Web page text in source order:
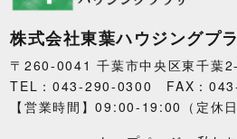
株式会社東葉ハウジングプ
〒260-0041 千葉市中央区東千葉
TEL：043-290-0300 FAX：
【営業時間】09:00-19:00（定休日